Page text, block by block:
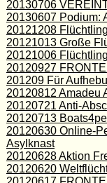
20130706
20130607 Podium:
20121208
20121013 Große
20121006
20120927
201209 Für
20120812 Amadeu
20120721 Anti-
20120713
20120630 Online-
Asylknast
20120628 Aktion
20120620